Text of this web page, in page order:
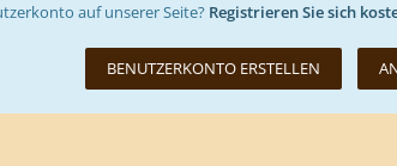
auf unserer Seite? Registrieren Sie sich
BENUTZERKONTO ERSTELLEN